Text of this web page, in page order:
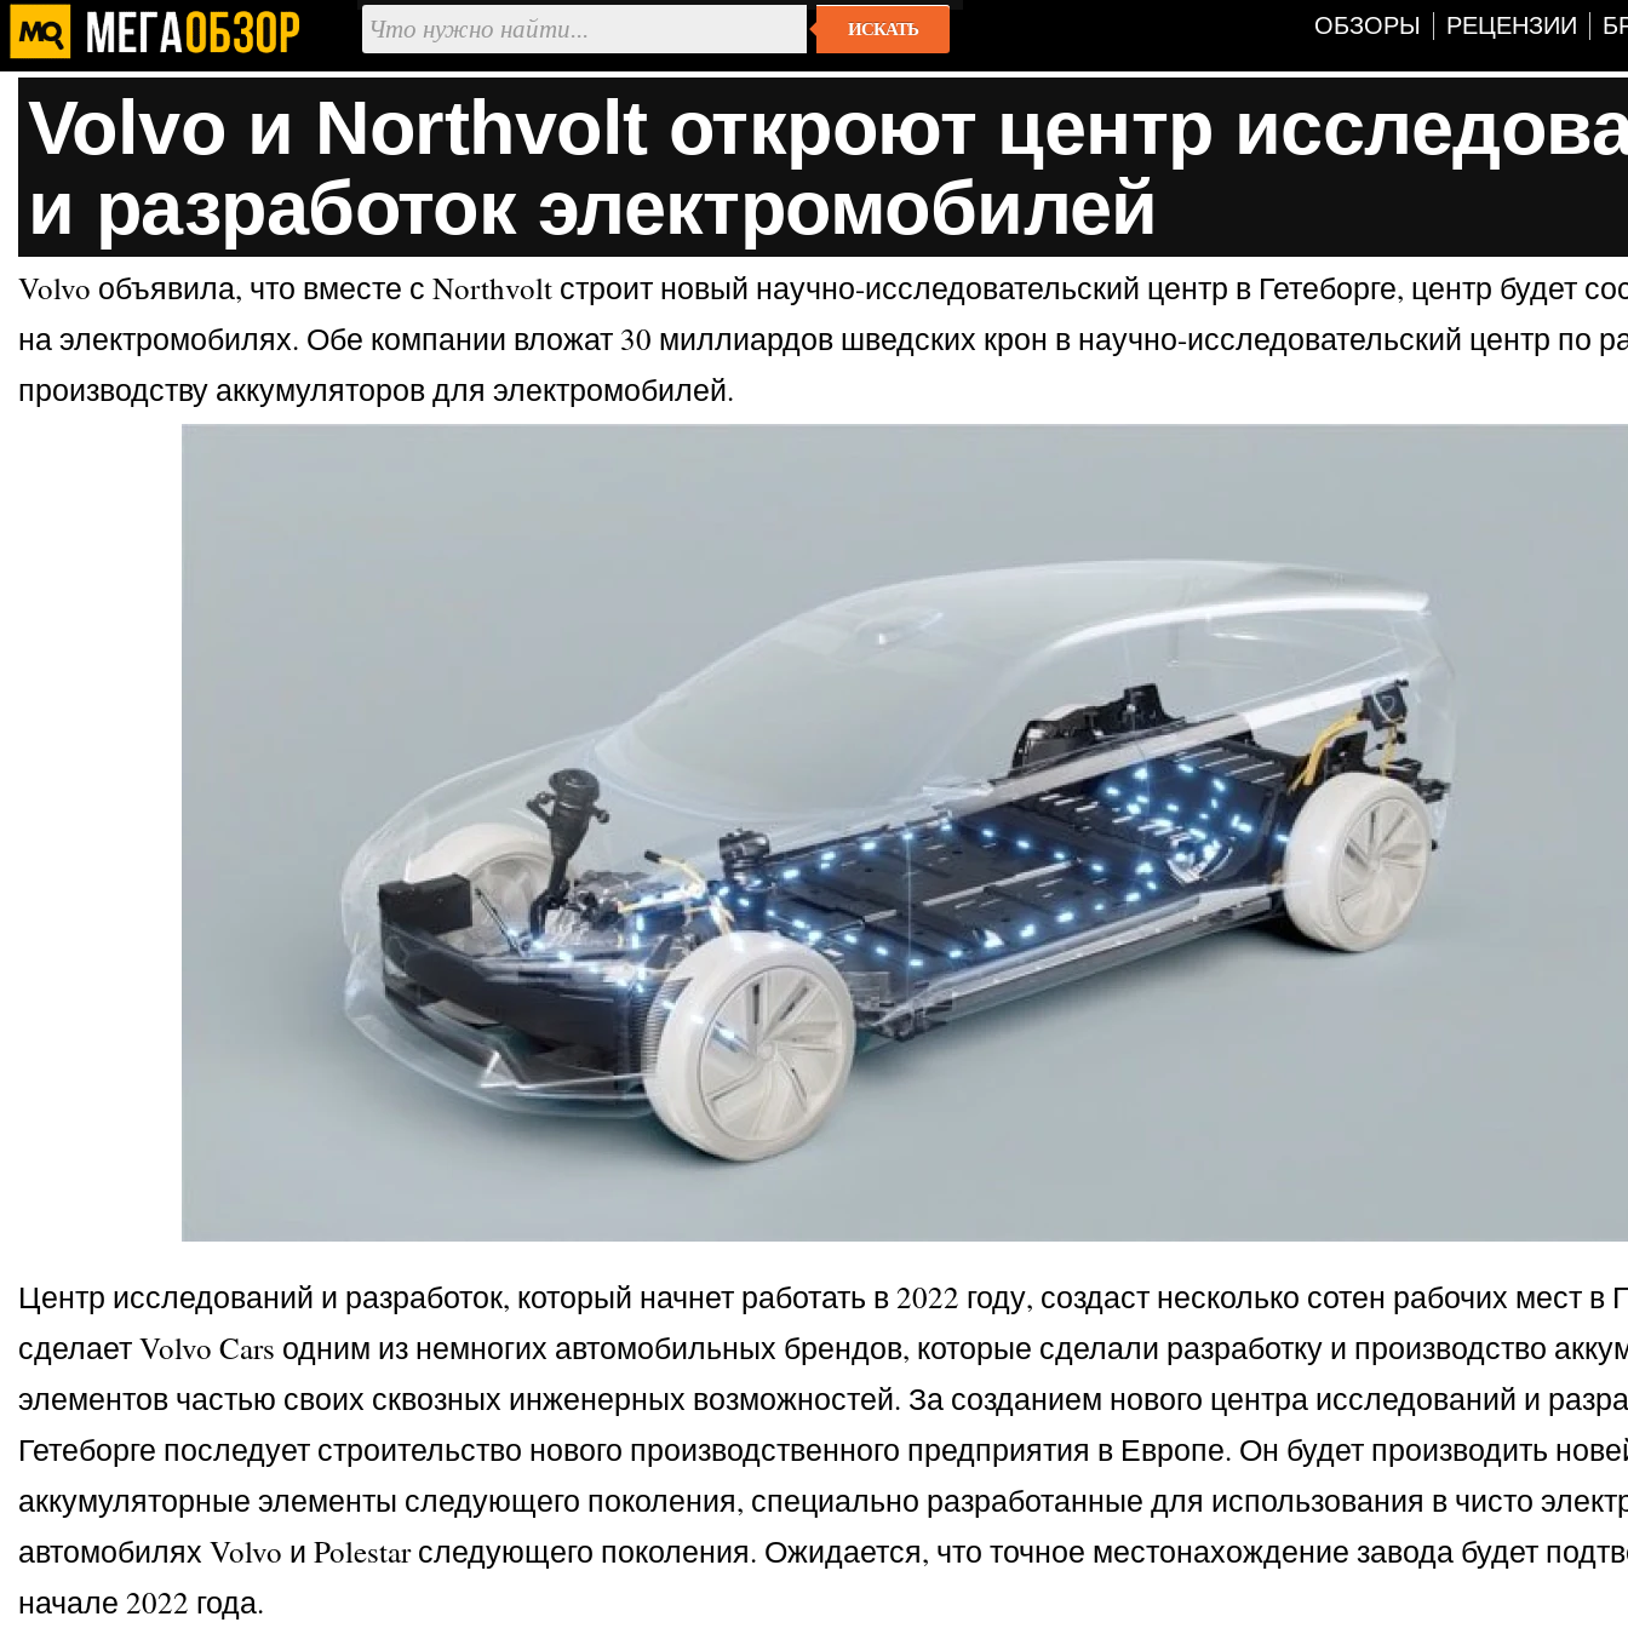
ИСКАТЬ ОБЗОРЫ РЕЦЕНЗИИ
Volvo и Northvolt откроют центр
и разработок электромобилей
Volvo объявила, что вместе с Northvolt строит новый научно-исследовательский центр в Гетеборге, центр будет
на электромобилях. Обе компании вложат 30 миллиардов шведских крон в научно-исследовательский центр по
производству аккумуляторов для электромобилей.
Центр исследований и разработок, который начнет работать в 2022 году, создаст несколько сотен рабочих мест в
сделает Volvo Cars одним из немногих автомобильных брендов, которые сделали разработку и производство
элементов частью своих сквозных инженерных возможностей. За созданием нового центра исследований и
Гетеборге последует строительство нового производственного предприятия в Европе. Он будет производить
аккумуляторные элементы следующего поколения, специально разработанные для использования в чисто
автомобилях Volvo и Polestar следующего поколения. Ожидается, что точное местонахождение завода будет
начале 2022 года.